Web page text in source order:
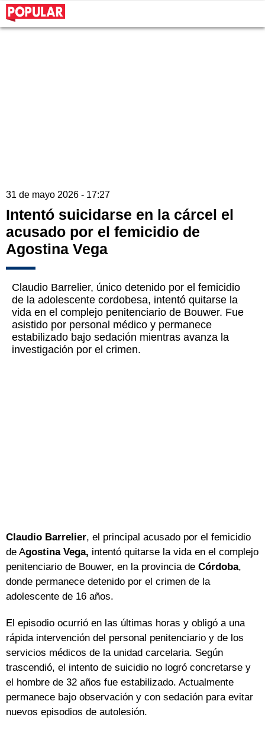
31 de mayo 2026 - 17:27
Intentó suicidarse en la cárcel el
acusado por el femicidio de
Agostina Vega
Claudio Barrelier, único detenido por el femicidio
de la adolescente cordobesa, intentó quitarse la
vida en el complejo penitenciario de Bouwer. Fue
asistido por personal médico y permanece
estabilizado bajo sedación mientras avanza la
investigación por el crimen.
Claudio Barrelier, el principal acusado por el femicidio
de Agostina Vega, intentó quitarse la vida en el complejo
penitenciario de Bouwer, en la provincia de Córdoba,
donde permanece detenido por el crimen de la
adolescente de 16 años.
El episodio ocurrió en las últimas horas y obligó a una
rápida intervención del personal penitenciario y de los
servicios médicos de la unidad carcelaria. Según
trascendió, el intento de suicidio no logró concretarse y
el hombre de 32 años fue estabilizado. Actualmente
permanece bajo observación y con sedación para evitar
nuevos episodios de autolesión.